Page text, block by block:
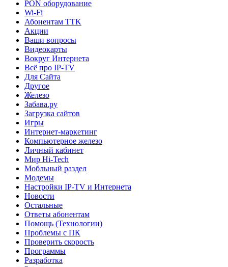
PON оборудование
Wi-Fi
Абонентам TTK
Акции
Ваши вопросы
Видеокарты
Вокруг Интернета
Всё про IP-TV
Для Сайта
Другое
Железо
Забава.ру
Загрузка сайтов
Игры
Интернет-маркетинг
Компьютерное железо
Личный кабинет
Мир Hi-Tech
Мобльный раздел
Модемы
Настройки IP-TV и Интернета
Новости
Остальные
Ответы абонентам
Помощь (Технологии)
Проблемы с ПК
Проверить скорость
Программы
Разработка